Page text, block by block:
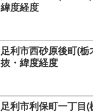
緯度経度
足利市西砂原後町(
抜・緯度経度
足利市利保町一丁目(